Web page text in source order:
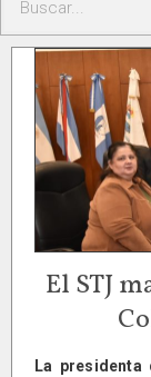
El STJ
La